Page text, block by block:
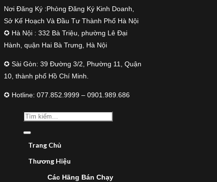
Nơi Đăng Ký :Phòng Đăng Ký Kinh Doanh,
Sở Kế Hoạch Và Đầu Tư Thành Phố Hà Nội
✪ Hà Nội : 332 Bà Triệu, phường Lê Đại
Hành, quận Hai Bà Trưng, Hà Nội
✪ Sài Gòn: 39 Đường 3/2, Phường 11, Quận
10, thành phố Hồ Chí Minh.
✪ Hotline: 077.852.9999 – 0901.989.686
Trang Chủ
Thương Hiệu
Các Hãng Bán Chạy